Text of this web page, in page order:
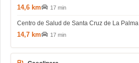
14,6 km 17 min
Centro de Salud de Santa Cruz de La Palma
14,7 km 17 min